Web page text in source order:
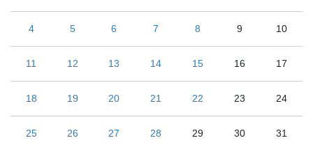
4 5 6 7 8 9 10
11 12 13 14 15 16 17
18 19 20 21 22 23 24
25 26 27 28 29 30 31